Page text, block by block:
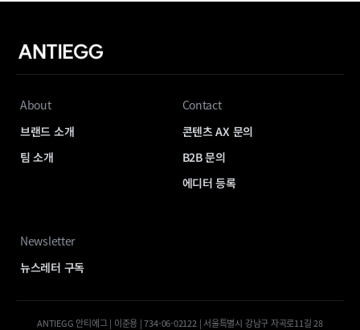
About
브랜드 소개
팀 소개
Contact
콘텐츠 AX 문의
B2B 문의
에디터 등록
Newsletter
뉴스레터 구독
ANTIEGG 안티에그 | 이준용 | 734-06-02122 | 서울특별시 강남구 자곡로11길 28